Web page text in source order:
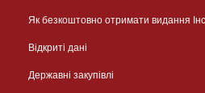
Як безкоштовно отримати видання
Відкриті дані
Державні закупівлі